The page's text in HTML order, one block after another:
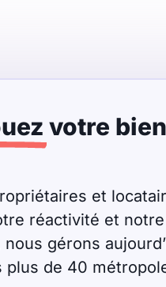
votre bien
et
réactivité et
gérons
de 40